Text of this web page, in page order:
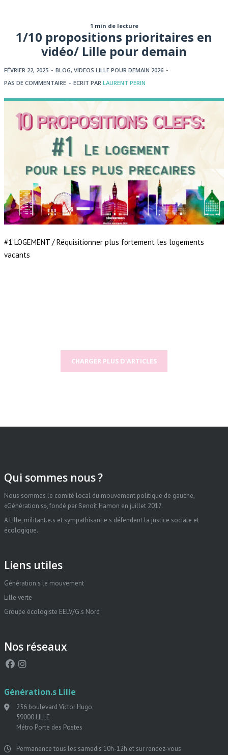
1 min de lecture
1/10 propositions prioritaires en
vidéo/ Lille pour demain
FÉVRIER 22, 2025 - BLOG, VIDEOS LILLE POUR DEMAIN 2026 -
PAS DE COMMENTAIRE - ECRIT PAR LAURENT PERIN
#1 LOGEMENT / Réquisitionner plus fortement les logements
vacants
CHARGER PLUS D'ARTICLES
Qui sommes nous ?
Nous sommes le comité local du mouvement politique de gauche,
«Génération.s», fondé par Benoît Hamon en juillet 2017.
A Lille, militant.e.s et sympathisant.e.s défendent la justice sociale et
écologique.
Liens utiles
Génération.s le mouvement
Lille verte
Groupe écologiste EELV/G.s Nord
Nos réseaux
Génération.s Lille
256 boulevard Victor Hugo
59000 LILLE
Métro Porte des Postes
Permanence tous les samedis 10h-12h et sur rendez-vous